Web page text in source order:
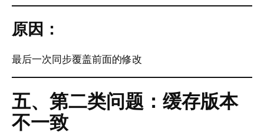
原因：
最后一次同步覆盖前面的修改
五、第二类问题：缓存版本
不一致